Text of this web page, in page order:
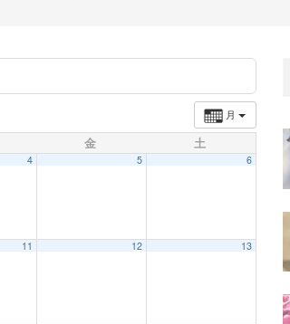
月
金 土
4 5 6
11 12 13